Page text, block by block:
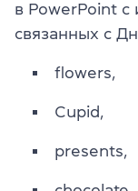
в PowerPoint
связанных с
flowers,
Cupid,
presents,